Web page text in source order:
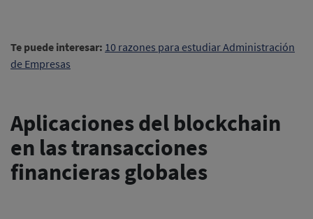
Te puede interesar: 10 razones para estudiar Administración
de Empresas
Aplicaciones del blockchain
en las transacciones
financieras globales